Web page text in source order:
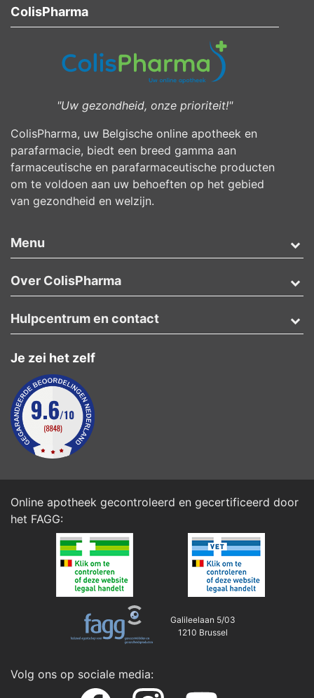
ColisPharma
"Uw gezondheid, onze prioriteit!"
ColisPharma, uw Belgische online apotheek en
parafarmacie, biedt een breed gamma aan
farmaceutische en parafarmaceutische producten
om te voldoen aan uw behoeften op het gebied
van gezondheid en welzijn.
Menu
Over ColisPharma
Je zei het zelf
Hulpcentrum en contact
Online apotheek gecontroleerd en gecertificeerd door
het FAGG:
Galileelaan 5/03
1210 Brussel
Volg ons op sociale media: